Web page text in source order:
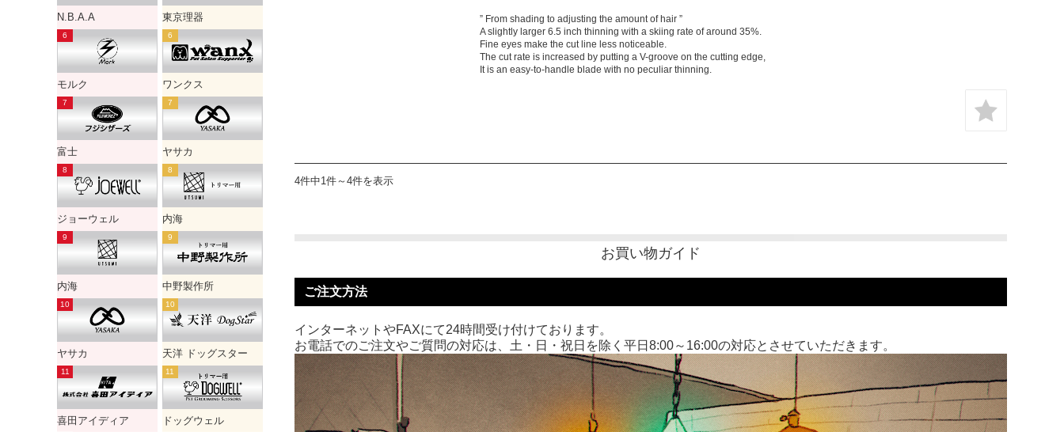
” From shading to adjusting the amount of hair ”
A slightly larger 6.5 inch thinning with a skiing rate of around 35%.
Fine eyes make the cut line less noticeable.
The cut rate is increased by putting a V-groove on the cutting edge,
It is an easy-to-handle blade with no peculiar thinning.
4件中1件～4件を表示
お買い物ガイド
ご注文方法
インターネットやFAXにて24時間受け付けております。
お電話でのご注文やご質問の対応は、土・日・祝日を除く平日8:00～16:00の対応とさせていただきます。
N.B.A.A
モルク
富士
ジョーウェル
内海
ヤサカ
喜田アイディア
東京理器
ワンクス
ヤサカ
内海
中野製作所
天洋 ドッグスター
ドッグウェル